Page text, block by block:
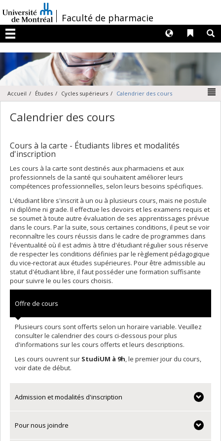
au
contenu
/Faculté de pharmacie
Menu
Liens
Langues
Accueil Études Cycles supérieurs Calendrier des cours
Calendrier des cours
Cours à la carte - Étudiants libres et modalités
d'inscription
Les cours à la carte sont destinés aux pharmaciens et aux
professionnels de la santé qui souhaitent améliorer leurs
compétences professionnelles, selon leurs besoins spécifiques.
L'étudiant libre s'inscrit à un ou à plusieurs cours, mais ne postule
ni diplôme ni grade. Il effectue les devoirs et les examens requis et
se soumet à toute autre évaluation de ses apprentissages prévue
dans le cours. Par la suite, sous certaines conditions, il peut se voir
reconnaître les cours réussis dans le cadre de programmes dans
l'éventualité où il est admis à titre d'étudiant régulier sous réserve
de respecter les conditions définies par le règlement pédagogique
du vice-rectorat aux études supérieures. Pour être admissible au
statut d'étudiant libre, il faut posséder une formation suffisante
pour suivre le ou les cours choisis.
Offre de cours
Plusieurs cours sont offerts selon un horaire variable. Veuillez
consulter le calendrier des cours ci-dessous pour plus
d'informations sur les cours offerts et leurs descriptions.
Les cours ouvrent sur StudiUM à 9h, le premier jour du cours,
voir date de début.
Admission et modalités d'inscription
Pour nous joindre